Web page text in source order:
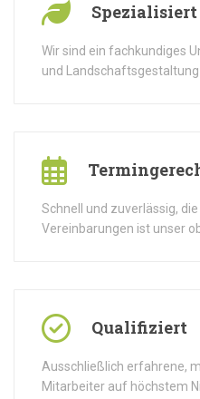
Spezialisiert
Wir sind ein fachkundiges
und Landschaftsgestaltung
Schnell und zuverlässig,
Vereinbarungen ist unser
Qualifiziert
Ausschließlich erfahrene,
Mitarbeiter auf höchstem